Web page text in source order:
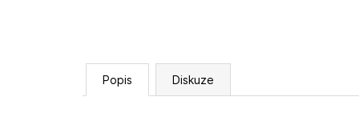
Popis Diskuze